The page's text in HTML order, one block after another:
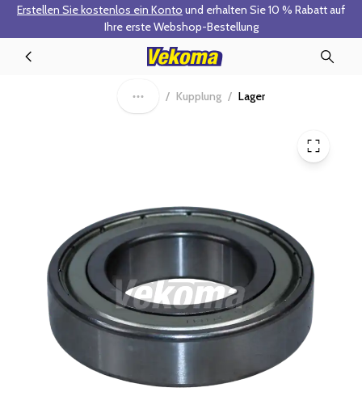
Zum Hauptinhalt springen
Erstellen Sie kostenlos ein Konto und erhalten Sie 10 % Rabatt auf
Ihre erste Webshop-Bestellung
V10049 - Toplager
/ Kupplung / Lager